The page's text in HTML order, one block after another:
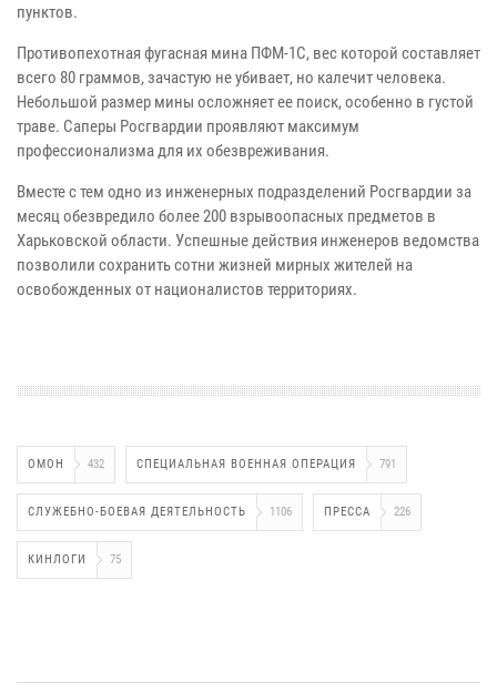
пунктов.
Противопехотная фугасная мина ПФМ-1С, вес которой составляет
всего 80 граммов, зачастую не убивает, но калечит человека.
Небольшой размер мины осложняет ее поиск, особенно в густой
траве. Саперы Росгвардии проявляют максимум
профессионализма для их обезвреживания.
Вместе с тем одно из инженерных подразделений Росгвардии за
месяц обезвредило более 200 взрывоопасных предметов в
Харьковской области. Успешные действия инженеров ведомства
позволили сохранить сотни жизней мирных жителей на
освобожденных от националистов территориях.
ОМОН 432 СПЕЦИАЛЬНАЯ ВОЕННАЯ ОПЕРАЦИЯ 791
СЛУЖЕБНО-БОЕВАЯ ДЕЯТЕЛЬНОСТЬ 1106 ПРЕССА 226
КИНЛОГИ 75